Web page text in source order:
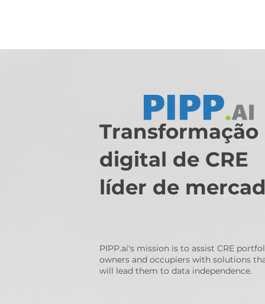
Transformação
digital de CRE
líder de
PIPP.ai's mission is to assist CRE
owners and occupiers with solutions
will lead them to data independence.